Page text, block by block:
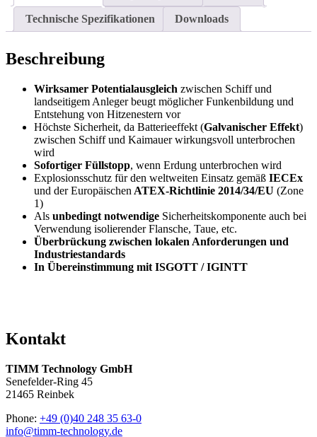
Technische Spezifikationen Downloads
Beschreibung
Wirksamer Potentialausgleich zwischen Schiff und
landseitigem Anleger beugt möglicher Funkenbildung und
Entstehung von Hitzenestern vor
Höchste Sicherheit, da Batterieeffekt (Galvanischer Effekt)
zwischen Schiff und Kaimauer wirkungsvoll unterbrochen
wird
Sofortiger Füllstopp, wenn Erdung unterbrochen wird
Explosionsschutz für den weltweiten Einsatz gemäß IECEx
und der Europäischen ATEX-Richtlinie 2014/34/EU (Zone
1)
Als unbedingt notwendige Sicherheitskomponente auch bei
Verwendung isolierender Flansche, Taue, etc.
Überbrückung zwischen lokalen Anforderungen und
Industriestandards
In Übereinstimmung mit ISGOTT / IGINTT
Kontakt
TIMM Technology GmbH
Senefelder-Ring 45
21465 Reinbek
Phone: +49 (0)40 248 35 63-0
info@timm-technology.de